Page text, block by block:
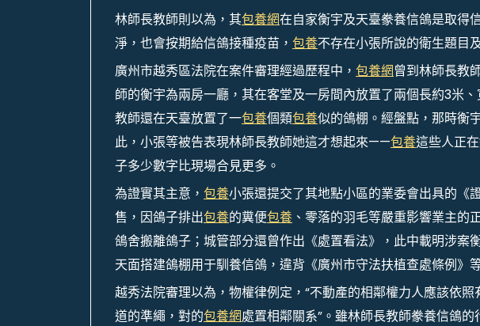
林師長教師則以為，其包養網在自家衡宇及天臺豢養信鴿是取得
淨，也會按期給信鴿接種疫苗， 包養不存在小張所說的衛生題目
廣州市越秀區法院在案件審理經過歷程中， 包養網曾到林師長教
師的衡宇為兩房一廳，其在客堂及一房間內放置了兩個長約3米
教師還在天臺放置了一包養個類包養似的鴿棚。經盤點，那時衡
此，小張等被告表現林師長教師她這才想起來——包養這些人正
子多少數字比現場合見更多。
為證實其主意， 包養小張還提交了其地點小區的業委會出具的《
售，因鴿子排出包養的糞便包養 、零落的羽毛等嚴重影響業主的
鴿舍搬離鴿子；城管部分還曾作出《處置看法》，此中載明涉案
天面搭建鴿棚用于馴養信鴿，違背《廣州市守法扶植查處條例》
越秀法院審理以為，物權律例定，“不動產的相鄰權力人應該依
道的準繩，對的包養網處置相鄰關系”。雖林師長教師豢養信鴿